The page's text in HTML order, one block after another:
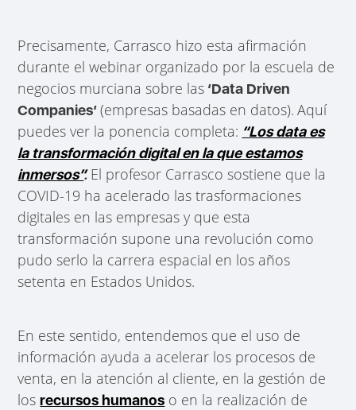
Precisamente, Carrasco hizo esta afirmación
durante el webinar organizado por la escuela de
negocios murciana sobre las ‘Data Driven
Companies’(empresas basadas en datos). Aquí
puedes ver la ponencia completa: “Los data es
la transformación digital en la que estamos
inmersos”.El profesor Carrasco sostiene que la
COVID-19 ha acelerado las trasformaciones
digitales en las empresas y que esta
transformación supone una revolución como
pudo serlo la carrera espacial en los años
setenta en Estados Unidos.
En este sentido, entendemos que el uso de
información ayuda a acelerar los procesos de
venta, en la atención al cliente, en la gestión de
losrecursos humanos o en la realización de